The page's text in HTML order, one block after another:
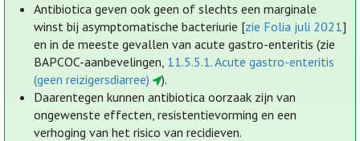
Antibiotica geven ook geen of slechts een marginale
winst bij asymptomatische bacteriurie [zie Folia juli 2021]
en in de meeste gevallen van acute gastro-enteritis (zie
BAPCOC-aanbevelingen, 11.5.5.1. Acute gastro-enteritis
(geen reizigersdiarree)
).
Daarentegen kunnen antibiotica oorzaak zijn van
ongewenste effecten, resistentievorming en een
verhoging van het risico van recidieven.